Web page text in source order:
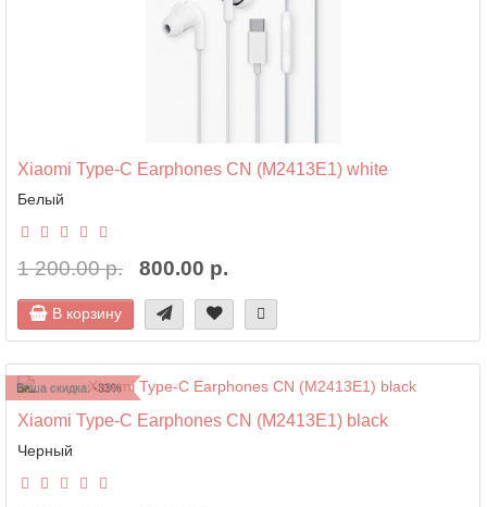
Xiaomi Type-C Earphones CN (M2413E1) white
Белый
1 200.00 р. 800.00 р.
В корзину
Ваша скидка: -33%
Xiaomi Type-C Earphones CN (M2413E1) black
Черный